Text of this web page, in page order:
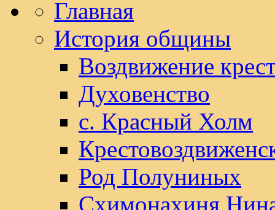
Главная
История общины
Воздвижение
Духовенство
с. Красный Холм
Род Полуниных
Схимонахиня